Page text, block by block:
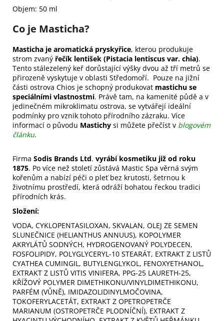
Objem: 50 ml
Co je Masticha?
Masticha je aromatická pryskyřice, kterou produkuje
strom zvaný řečík lentišek (Pistacia lentiscus var. chia).
Tento stálezelený keř dorůstající výšky dvou až tří metrů se
přirozeně vyskytuje v oblasti Středomoří. Pouze na jižní
části ostrova Chios je schopný produkovat mastichu se
speciálními vlastnostmi. Právě tam, na kamenité půdě a v
jedinečném mikroklimatu ostrova, se vytvářejí ideální
podmínky pro vznik tohoto přírodního zázraku. Více
informací o původu Mastichy si můžete přečíst v blogovém
článku.
Firma Sodis Brands Ltd. vyrábí kosmetiku již od roku
1875. Po více než století zůstává Mastic Spa věrná svým
kořenům a nabízí péči o pleť bez krutosti, šetrnou k
životnímu prostředí, která odráží bohatou řeckou tradici
přírodních krás.
Složení:
VODA, CYKLOPENTASILOXAN, SKVALAN, OLEJ ZE SEMEN
SLUNEČNICE (HELIANTHUS ANNUUS), KOPOLYMER
AKRYLÁTŮ SODNÝCH, HYDROGENOVANÝ POLYDECEN,
FOSFOLIPIDY, POLYGLYCERYL-10 STEARÁT, EXTRAKT Z LISTŮ
CYATHEA CUMINGIL, BUTYLENGLYKOL, FENOXYETHANOL,
EXTRAKT Z LISTŮ VITIS VINIFERA, PPG-25 LAURETH-25,
KŘÍŽOVÝ POLYMER DIMETHIKONU/VINYLDIMETHIKONU,
PARFÉM (VŮNĚ), IMIDAZOLIDINYLMOČOVINA,
TOKOFERYLACETÁT, EXTRAKT Z OPETROPETRČE
MARIANUM (OSTROPETRČE PLODNÍČNÍ), EXTRAKT Z